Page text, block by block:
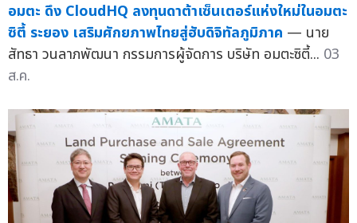
อมตะ ดึง CloudHQ ลงทุนดาต้าเซ็นเตอร์แห่งใหม่ในอมตะ
ซิตี้ ระยอง เสริมศักยภาพไทยสู่ฮับดิจิทัลภูมิภาค — นาย
สัทธา วนลาภพัฒนา กรรมการผู้จัดการ บริษัท อมตะซิตี้... 03
ส.ค.